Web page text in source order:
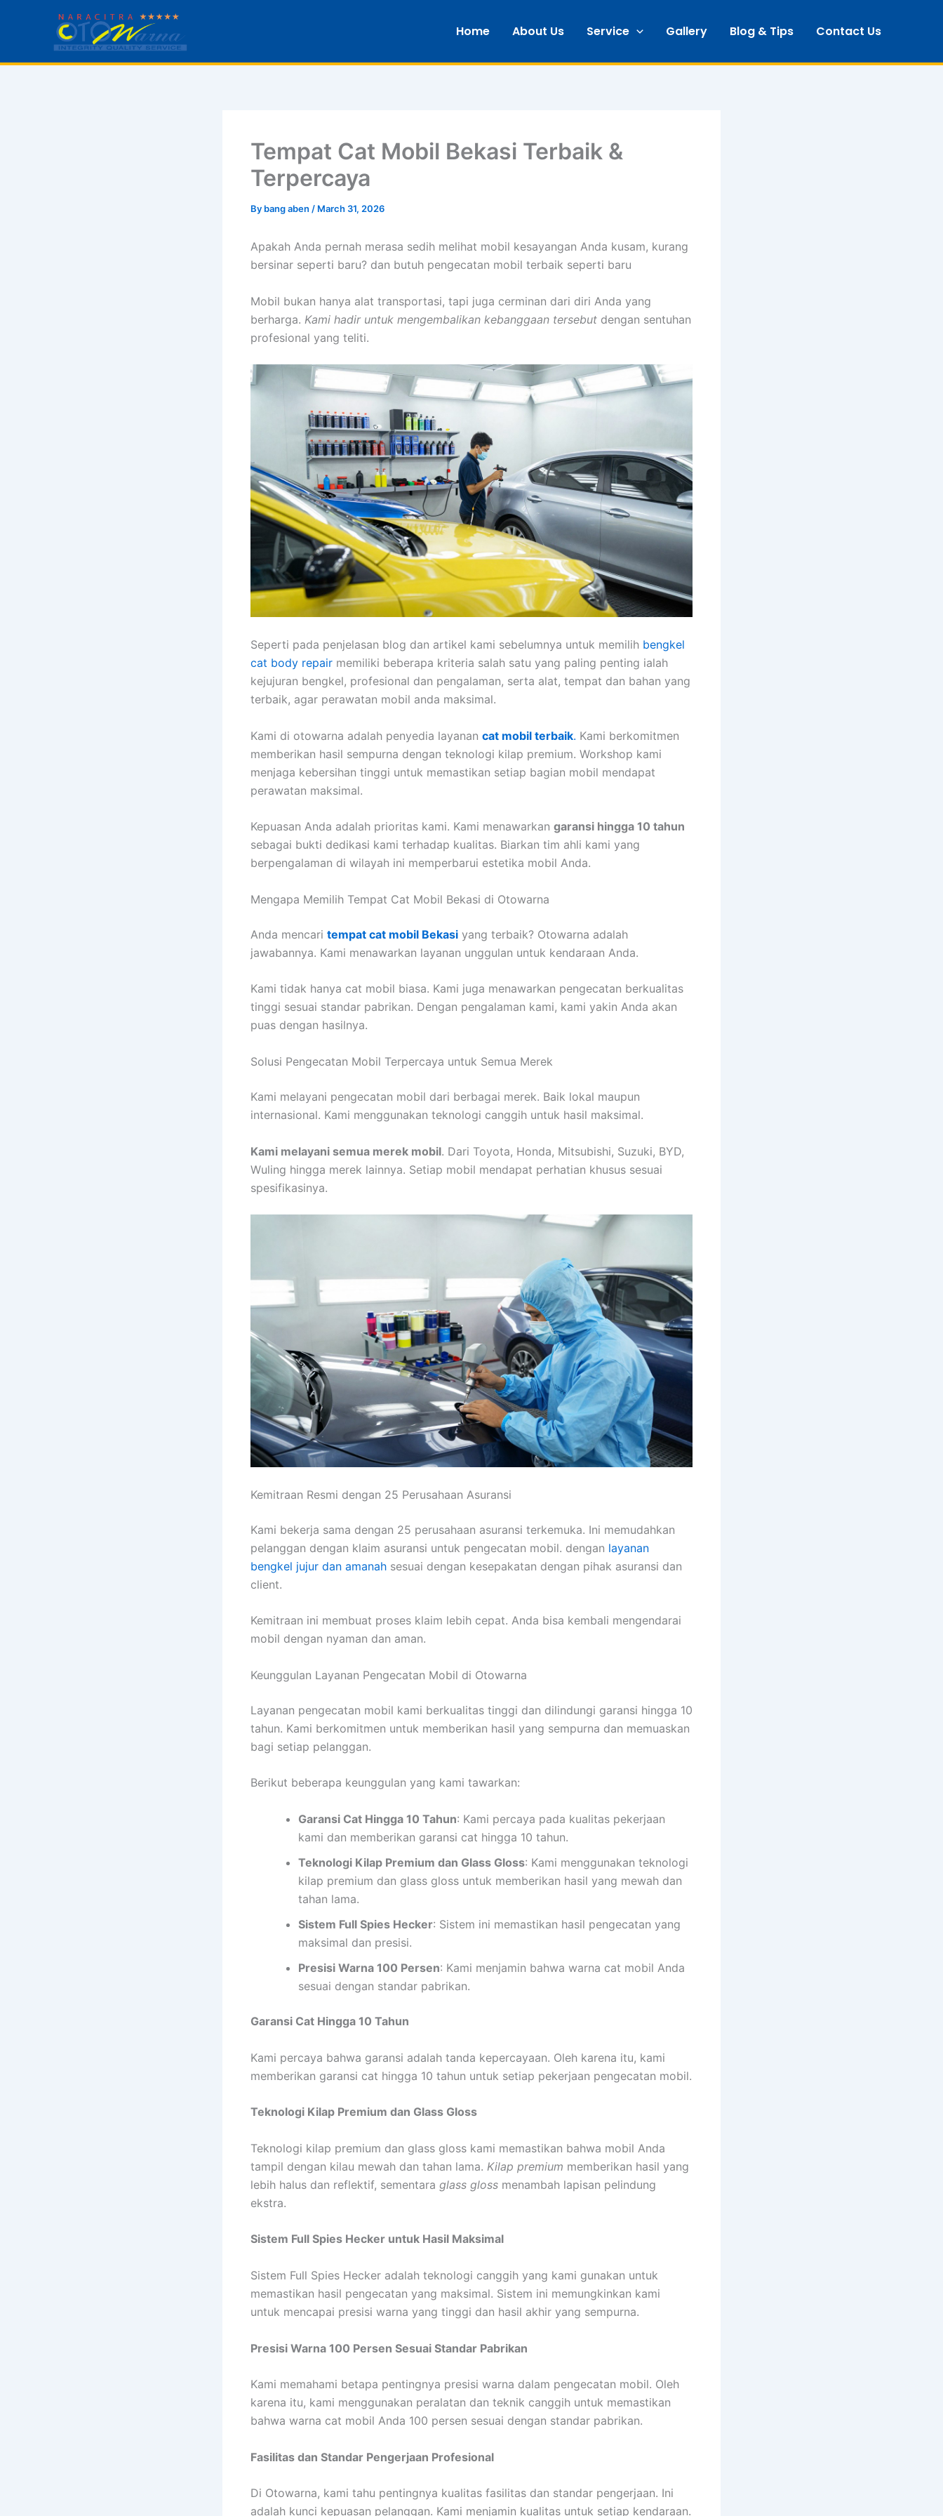
Home About Us Service Gallery Blog & Tips Contact Us
Tempat Cat Mobil Bekasi Terbaik &
Terpercaya
By bang aben / March 31, 2026
Apakah Anda pernah merasa sedih melihat mobil kesayangan Anda kusam, kurang
bersinar seperti baru? dan butuh pengecatan mobil terbaik seperti baru
Mobil bukan hanya alat transportasi, tapi juga cerminan dari diri Anda yang
berharga. Kami hadir untuk mengembalikan kebanggaan tersebut dengan sentuhan
profesional yang teliti.
Seperti pada penjelasan blog dan artikel kami sebelumnya untuk memilih bengkel
cat body repair memiliki beberapa kriteria salah satu yang paling penting ialah
kejujuran bengkel, profesional dan pengalaman, serta alat, tempat dan bahan yang
terbaik, agar perawatan mobil anda maksimal.
Kami di otowarna adalah penyedia layanan cat mobil terbaik. Kami berkomitmen
memberikan hasil sempurna dengan teknologi kilap premium. Workshop kami
menjaga kebersihan tinggi untuk memastikan setiap bagian mobil mendapat
perawatan maksimal.
Kepuasan Anda adalah prioritas kami. Kami menawarkan garansi hingga 10 tahun
sebagai bukti dedikasi kami terhadap kualitas. Biarkan tim ahli kami yang
berpengalaman di wilayah ini memperbarui estetika mobil Anda.
Mengapa Memilih Tempat Cat Mobil Bekasi di Otowarna
Anda mencari tempat cat mobil Bekasi yang terbaik? Otowarna adalah
jawabannya. Kami menawarkan layanan unggulan untuk kendaraan Anda.
Kami tidak hanya cat mobil biasa. Kami juga menawarkan pengecatan berkualitas
tinggi sesuai standar pabrikan. Dengan pengalaman kami, kami yakin Anda akan
puas dengan hasilnya.
Solusi Pengecatan Mobil Terpercaya untuk Semua Merek
Kami melayani pengecatan mobil dari berbagai merek. Baik lokal maupun
internasional. Kami menggunakan teknologi canggih untuk hasil maksimal.
Kami melayani semua merek mobil. Dari Toyota, Honda, Mitsubishi, Suzuki, BYD,
Wuling hingga merek lainnya. Setiap mobil mendapat perhatian khusus sesuai
spesifikasinya.
Kemitraan Resmi dengan 25 Perusahaan Asuransi
Kami bekerja sama dengan 25 perusahaan asuransi terkemuka. Ini memudahkan
pelanggan dengan klaim asuransi untuk pengecatan mobil. dengan layanan
bengkel jujur dan amanah sesuai dengan kesepakatan dengan pihak asuransi dan
client.
Kemitraan ini membuat proses klaim lebih cepat. Anda bisa kembali mengendarai
mobil dengan nyaman dan aman.
Keunggulan Layanan Pengecatan Mobil di Otowarna
Layanan pengecatan mobil kami berkualitas tinggi dan dilindungi garansi hingga 10
tahun. Kami berkomitmen untuk memberikan hasil yang sempurna dan memuaskan
bagi setiap pelanggan.
Berikut beberapa keunggulan yang kami tawarkan:
Garansi Cat Hingga 10 Tahun: Kami percaya pada kualitas pekerjaan
kami dan memberikan garansi cat hingga 10 tahun.
Teknologi Kilap Premium dan Glass Gloss: Kami menggunakan teknologi
kilap premium dan glass gloss untuk memberikan hasil yang mewah dan
tahan lama.
Sistem Full Spies Hecker: Sistem ini memastikan hasil pengecatan yang
maksimal dan presisi.
Presisi Warna 100 Persen: Kami menjamin bahwa warna cat mobil Anda
sesuai dengan standar pabrikan.
Garansi Cat Hingga 10 Tahun
Kami percaya bahwa garansi adalah tanda kepercayaan. Oleh karena itu, kami
memberikan garansi cat hingga 10 tahun untuk setiap pekerjaan pengecatan mobil.
Teknologi Kilap Premium dan Glass Gloss
Teknologi kilap premium dan glass gloss kami memastikan bahwa mobil Anda
tampil dengan kilau mewah dan tahan lama. Kilap premium memberikan hasil yang
lebih halus dan reflektif, sementara glass gloss menambah lapisan pelindung
ekstra.
Sistem Full Spies Hecker untuk Hasil Maksimal
Sistem Full Spies Hecker adalah teknologi canggih yang kami gunakan untuk
memastikan hasil pengecatan yang maksimal. Sistem ini memungkinkan kami
untuk mencapai presisi warna yang tinggi dan hasil akhir yang sempurna.
Presisi Warna 100 Persen Sesuai Standar Pabrikan
Kami memahami betapa pentingnya presisi warna dalam pengecatan mobil. Oleh
karena itu, kami menggunakan peralatan dan teknik canggih untuk memastikan
bahwa warna cat mobil Anda 100 persen sesuai dengan standar pabrikan.
Fasilitas dan Standar Pengerjaan Profesional
Di Otowarna, kami tahu pentingnya kualitas fasilitas dan standar pengerjaan. Ini
adalah kunci kepuasan pelanggan. Kami menjamin kualitas untuk setiap kendaraan.